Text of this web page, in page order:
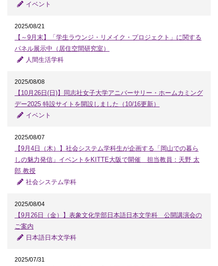
イベント
2025/08/21
【～9月末】「学生ラウンジ・リメイク・プロジェクト」に関する
パネル展示中（居住空間研究室）
人間生活学科
2025/08/08
【10月26日(日)】同志社女子大学アニバーサリー・ホームカミング
デー2025 特設サイトを開設しました（10/16更新）
イベント
2025/08/07
【9月4日（木）】社会システム学科生が企画する「岡山での暮ら
しの魅力発信」イベントをKITTE大阪で開催 担当教員：天野 太
郎 教授
社会システム学科
2025/08/04
【9月26日（金）】表象文化学部日本語日本文学科 公開講演会の
ご案内
日本語日本文学科
2025/07/31